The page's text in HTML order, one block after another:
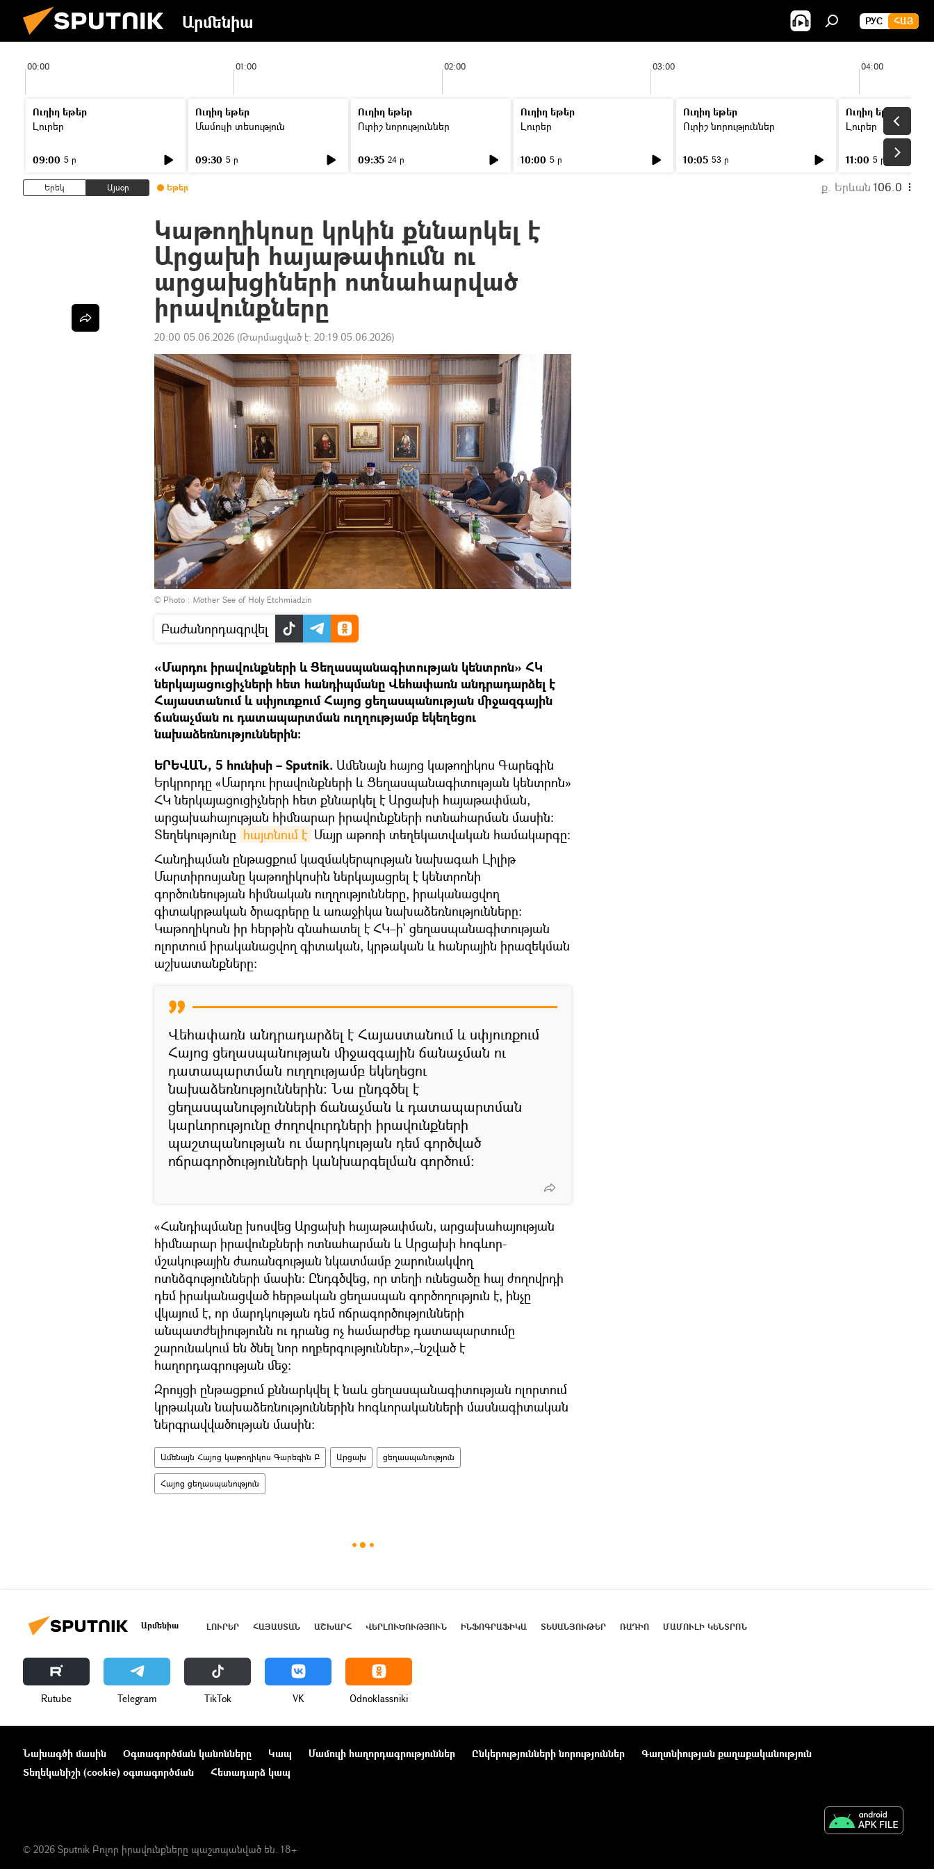
Արմենիա РУС ՀԱՅ
00:00 01:00 02:00 03:00 04:00
Ուղիղ եթեր
Լուրեր
09:00 5 ր
Ուղիղ եթեր
Մամուլի տեսություն
09:30 5 ր
Ուղիղ եթեր
Ուրիշ նորություններ
09:35 24 ր
Ուղիղ եթեր
Լուրեր
10:00 5 ր
Ուղիղ եթեր
Ուրիշ նորություններ
10:05 53 ր
Ուղիղ եթեր
Լուրեր
11:00 5 ր
Երեկ Այսօր Եթեր ք. Երևան 106.0
Կաթողիկոսը կրկին քննարկել է
Արցախի հայաթափումն ու
արցախցիների ոտնահարված
իրավունքները
20:00 05.06.2026 (Թարմացված է: 20:19 05.06.2026)
© Photo : Mother See of Holy Etchmiadzin
Բաժանորդագրվել
«Մարդու իրավունքների և Ցեղասպանագիտության կենտրոն» ՀԿ
ներկայացուցիչների հետ հանդիպմանը Վեհափառն անդրադարձել է
Հայաստանում և սփյուռքում Հայոց ցեղասպանության միջազգային
ճանաչման ու դատապարտման ուղղությամբ եկեղեցու
նախաձեռնություններին։
ԵՐԵՎԱՆ, 5 հունիսի – Sputnik. Ամենայն հայոց կաթողիկոս Գարեգին
Երկրորդը «Մարդու իրավունքների և Ցեղասպանագիտության կենտրոն»
ՀԿ ներկայացուցիչների հետ քննարկել է Արցախի հայաթափման,
արցախահայության հիմնարար իրավունքների ոտնահարման մասին։
Տեղեկությունը հայտնում է Մայր աթոռի տեղեկատվական համակարգը։
Հանդիպման ընթացքում կազմակերպության նախագահ Լիլիթ
Մարտիրոսյանը կաթողիկոսին ներկայացրել է կենտրոնի
գործունեության հիմնական ուղղությունները, իրականացվող
գիտակրթական ծրագրերը և առաջիկա նախաձեռնությունները։
Կաթողիկոսն իր հերթին գնահատել է ՀԿ–ի` ցեղասպանագիտության
ոլորտում իրականացվող գիտական, կրթական և հանրային իրազեկման
աշխատանքները։
Վեհափառն անդրադարձել է Հայաստանում և սփյուռքում
Հայոց ցեղասպանության միջազգային ճանաչման ու
դատապարտման ուղղությամբ եկեղեցու
նախաձեռնություններին։ Նա ընդգծել է
ցեղասպանությունների ճանաչման և դատապարտման
կարևորությունը ժողովուրդների իրավունքների
պաշտպանության ու մարդկության դեմ գործված
ոճրագործությունների կանխարգելման գործում։
«Հանդիպմանը խոսվեց Արցախի հայաթափման, արցախահայության
հիմնարար իրավունքների ոտնահարման և Արցախի հոգևոր-
մշակութային ժառանգության նկատմամբ շարունակվող
ոտնձգությունների մասին։ Ընդգծվեց, որ տեղի ունեցածը հայ ժողովրդի
դեմ իրականացված հերթական ցեղասպան գործողություն է, ինչը
վկայում է, որ մարդկության դեմ ոճրագործությունների
անպատժելիությունն ու դրանց ոչ համարժեք դատապարտումը
շարունակում են ծնել նոր ողբերգություններ»,–նշված է
հաղորդագրության մեջ։
Զրույցի ընթացքում քննարկվել է նաև ցեղասպանագիտության ոլորտում
կրթական նախաձեռնություններին հոգևորականների մասնագիտական
ներգրավվածության մասին։
Ամենայն Հայոց կաթողիկոս Գարեգին Բ Արցախ ցեղասպանություն
Հայոց ցեղասպանություն
Արմենիա ԼՈՒՐԵՐ ՀԱՅԱՍՏԱՆ ԱՇԽԱՐՀ ՎԵՐԼՈՒԾՈՒԹՅՈՒՆ ԻՆՖՈԳՐԱՖԻԿԱ ՏԵՍԱՆՅՈՒԹԵՐ ՌԱԴԻՈ ՄԱՄՈՒԼԻ ԿԵՆՏՐՈՆ
Rutube Telegram ТikТоk VK Odnoklassniki
Նախագծի մասին Օգտագործման կանոնները Կապ Մամուլի հաղորդագրություններ Ընկերությունների նորություններ
Գաղտնիության քաղաքականություն
Տեղեկանիշի (cookie) օգտագործման
Հետադարձ կապ
© 2026 Sputnik Բոլոր իրավունքները պաշտպանված են. 18+